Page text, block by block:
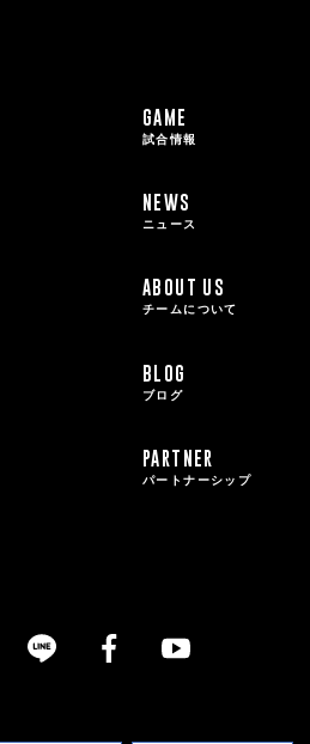
GAME
試合情報
NEWS
ニュース
ABOUT US
チームについて
BLOG
ブログ
PARTNER
パートナーシップ